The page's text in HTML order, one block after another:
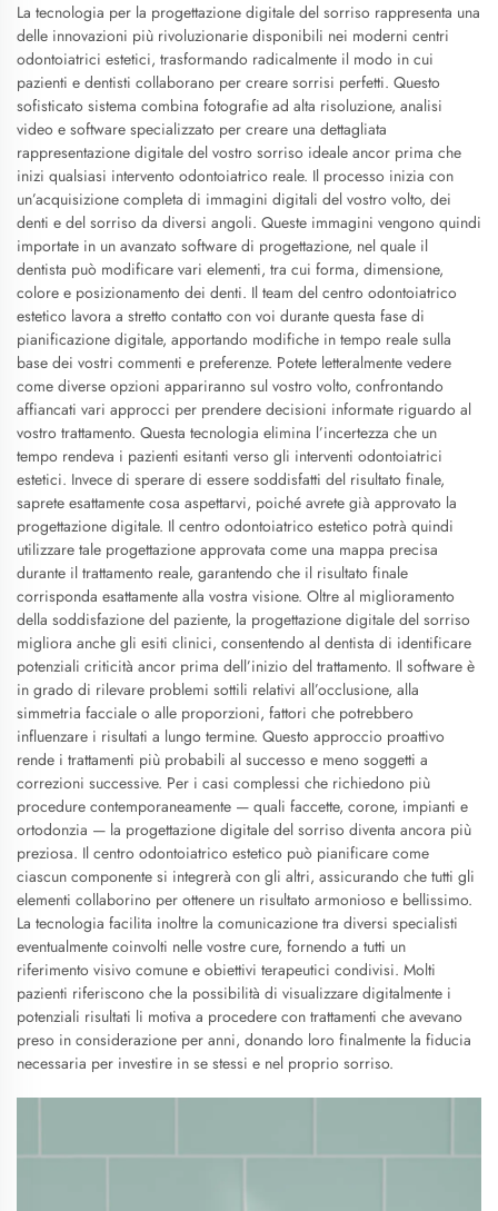
La tecnologia per la progettazione digitale del sorriso rappresenta una
delle innovazioni più rivoluzionarie disponibili nei moderni centri
odontoiatrici estetici, trasformando radicalmente il modo in cui
pazienti e dentisti collaborano per creare sorrisi perfetti. Questo
sofisticato sistema combina fotografie ad alta risoluzione, analisi
video e software specializzato per creare una dettagliata
rappresentazione digitale del vostro sorriso ideale ancor prima che
inizi qualsiasi intervento odontoiatrico reale. Il processo inizia con
un’acquisizione completa di immagini digitali del vostro volto, dei
denti e del sorriso da diversi angoli. Queste immagini vengono quindi
importate in un avanzato software di progettazione, nel quale il
dentista può modificare vari elementi, tra cui forma, dimensione,
colore e posizionamento dei denti. Il team del centro odontoiatrico
estetico lavora a stretto contatto con voi durante questa fase di
pianificazione digitale, apportando modifiche in tempo reale sulla
base dei vostri commenti e preferenze. Potete letteralmente vedere
come diverse opzioni appariranno sul vostro volto, confrontando
affiancati vari approcci per prendere decisioni informate riguardo al
vostro trattamento. Questa tecnologia elimina l’incertezza che un
tempo rendeva i pazienti esitanti verso gli interventi odontoiatrici
estetici. Invece di sperare di essere soddisfatti del risultato finale,
saprete esattamente cosa aspettarvi, poiché avrete già approvato la
progettazione digitale. Il centro odontoiatrico estetico potrà quindi
utilizzare tale progettazione approvata come una mappa precisa
durante il trattamento reale, garantendo che il risultato finale
corrisponda esattamente alla vostra visione. Oltre al miglioramento
della soddisfazione del paziente, la progettazione digitale del sorriso
migliora anche gli esiti clinici, consentendo al dentista di identificare
potenziali criticità ancor prima dell’inizio del trattamento. Il software è
in grado di rilevare problemi sottili relativi all’occlusione, alla
simmetria facciale o alle proporzioni, fattori che potrebbero
influenzare i risultati a lungo termine. Questo approccio proattivo
rende i trattamenti più probabili al successo e meno soggetti a
correzioni successive. Per i casi complessi che richiedono più
procedure contemporaneamente — quali faccette, corone, impianti e
ortodonzia — la progettazione digitale del sorriso diventa ancora più
preziosa. Il centro odontoiatrico estetico può pianificare come
ciascun componente si integrerà con gli altri, assicurando che tutti gli
elementi collaborino per ottenere un risultato armonioso e bellissimo.
La tecnologia facilita inoltre la comunicazione tra diversi specialisti
eventualmente coinvolti nelle vostre cure, fornendo a tutti un
riferimento visivo comune e obiettivi terapeutici condivisi. Molti
pazienti riferiscono che la possibilità di visualizzare digitalmente i
potenziali risultati li motiva a procedere con trattamenti che avevano
preso in considerazione per anni, donando loro finalmente la fiducia
necessaria per investire in se stessi e nel proprio sorriso.